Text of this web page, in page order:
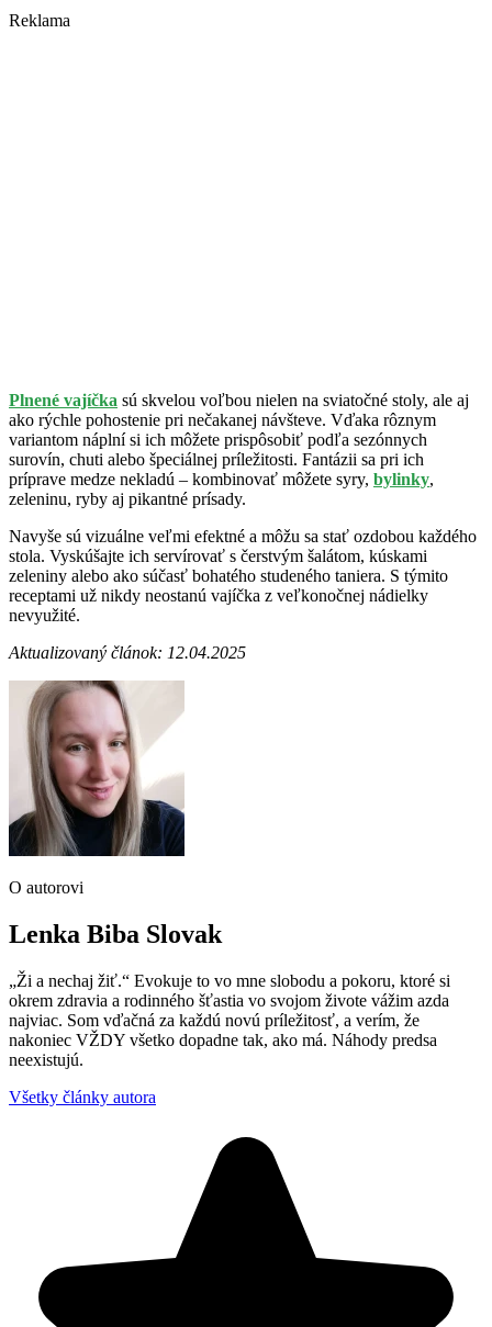
Reklama
Plnené vajíčka sú skvelou voľbou nielen na sviatočné stoly, ale aj
ako rýchle pohostenie pri nečakanej návšteve. Vďaka rôznym
variantom náplní si ich môžete prispôsobiť podľa sezónnych
surovín, chuti alebo špeciálnej príležitosti. Fantázii sa pri ich
príprave medze nekladú – kombinovať môžete syry, bylinky,
zeleninu, ryby aj pikantné prísady.
Navyše sú vizuálne veľmi efektné a môžu sa stať ozdobou každého
stola. Vyskúšajte ich servírovať s čerstvým šalátom, kúskami
zeleniny alebo ako súčasť bohatého studeného taniera. S týmito
receptami už nikdy neostanú vajíčka z veľkonočnej nádielky
nevyužité.
Aktualizovaný článok: 12.04.2025
O autorovi
Lenka Biba Slovak
„Ži a nechaj žiť.“ Evokuje to vo mne slobodu a pokoru, ktoré si
okrem zdravia a rodinného šťastia vo svojom živote vážim azda
najviac. Som vďačná za každú novú príležitosť, a verím, že
nakoniec VŽDY všetko dopadne tak, ako má. Náhody predsa
neexistujú.
Všetky články autora